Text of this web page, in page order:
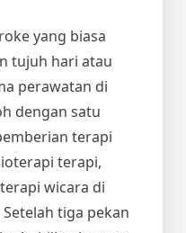
yang biasa
tujuh hari atau
perawatan di
dengan satu
terapi
terapi,
wicara di
tiga pekan